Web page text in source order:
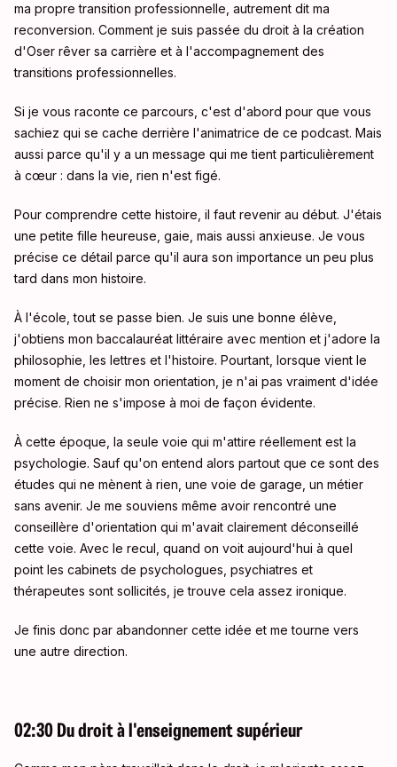
ma propre transition professionnelle, autrement dit ma
reconversion. Comment je suis passée du droit à la création
d'Oser rêver sa carrière et à l'accompagnement des
transitions professionnelles.
Si je vous raconte ce parcours, c'est d'abord pour que vous
sachiez qui se cache derrière l'animatrice de ce podcast. Mais
aussi parce qu'il y a un message qui me tient particulièrement
à cœur : dans la vie, rien n'est figé.
Pour comprendre cette histoire, il faut revenir au début. J'étais
une petite fille heureuse, gaie, mais aussi anxieuse. Je vous
précise ce détail parce qu'il aura son importance un peu plus
tard dans mon histoire.
À l'école, tout se passe bien. Je suis une bonne élève,
j'obtiens mon baccalauréat littéraire avec mention et j'adore la
philosophie, les lettres et l'histoire. Pourtant, lorsque vient le
moment de choisir mon orientation, je n'ai pas vraiment d'idée
précise. Rien ne s'impose à moi de façon évidente.
À cette époque, la seule voie qui m'attire réellement est la
psychologie. Sauf qu'on entend alors partout que ce sont des
études qui ne mènent à rien, une voie de garage, un métier
sans avenir. Je me souviens même avoir rencontré une
conseillère d'orientation qui m'avait clairement déconseillé
cette voie. Avec le recul, quand on voit aujourd'hui à quel
point les cabinets de psychologues, psychiatres et
thérapeutes sont sollicités, je trouve cela assez ironique.
Je finis donc par abandonner cette idée et me tourne vers
une autre direction.
02:30 Du droit à l'enseignement supérieur